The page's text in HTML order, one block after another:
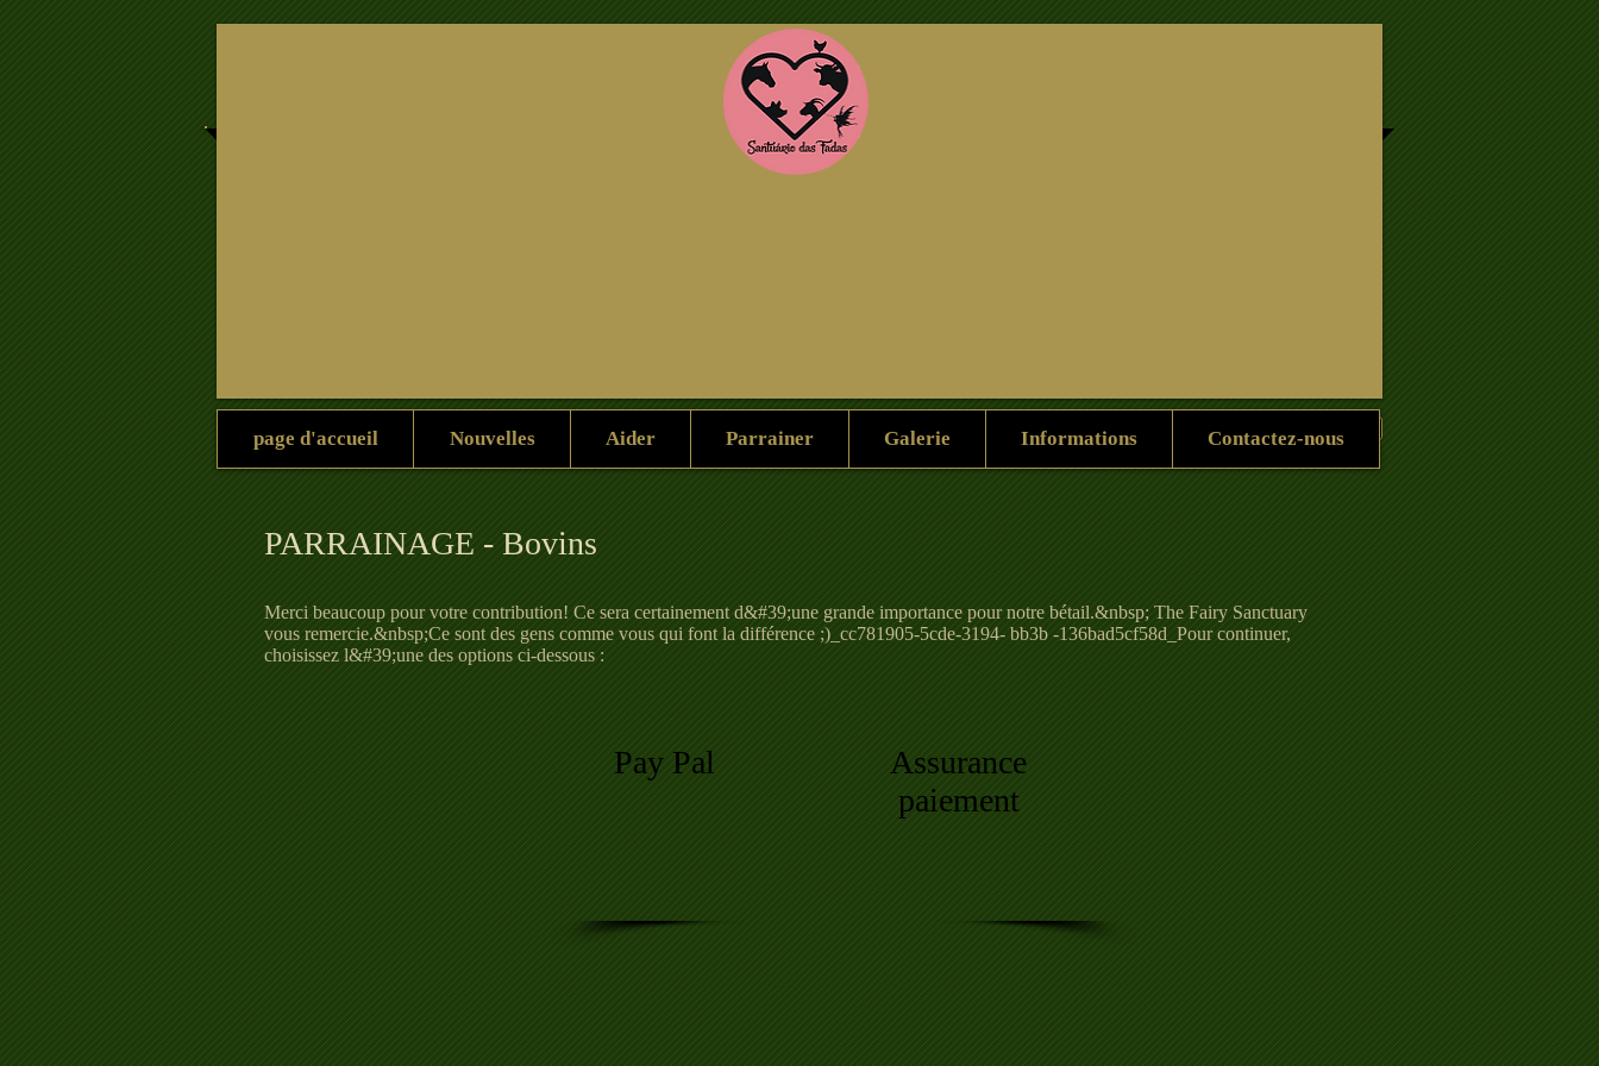
Maison
Maison Nouvelles Aidez nous Parrainage Galerie Informations Nous contacter
page d'accueil Nouvelles Aider Parrainer Galerie Informations Contactez-nous
PARRAINAGE - Bovins
Merci beaucoup pour votre contribution! Ce sera certainement d&#39;une grande importance pour notre bétail.&nbsp; The Fairy Sanctuary
vous remercie.&nbsp;Ce sont des gens comme vous qui font la différence ;)_cc781905-5cde-3194- bb3b -136bad5cf58d_Pour continuer,
choisissez l&#39;une des options ci-dessous :
Pay Pal
Assurance
paiement